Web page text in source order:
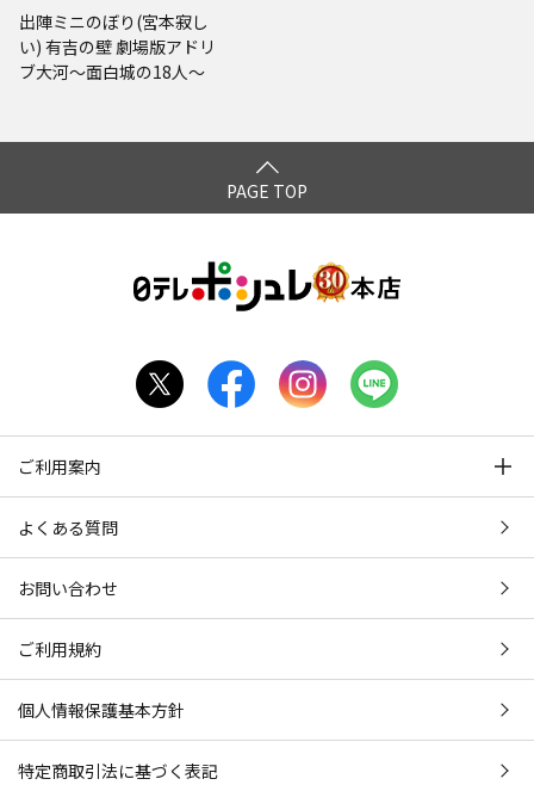
出陣ミニのぼり(宮本寂し
い) 有吉の壁 劇場版アドリ
ブ大河～面白城の18人～
PAGE TOP
ご利用案内
よくある質問
お問い合わせ
ご利用規約
個人情報保護基本方針
特定商取引法に基づく表記